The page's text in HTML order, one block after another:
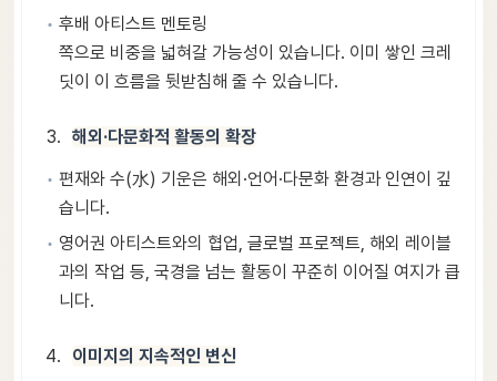
후배 아티스트 멘토링
쪽으로 비중을 넓혀갈 가능성이 있습니다. 이미 쌓인 크레
딧이 이 흐름을 뒷받침해 줄 수 있습니다.
해외·다문화적 활동의 확장
편재와 수(水) 기운은 해외·언어·다문화 환경과 인연이 깊
습니다.
영어권 아티스트와의 협업, 글로벌 프로젝트, 해외 레이블
과의 작업 등, 국경을 넘는 활동이 꾸준히 이어질 여지가 큽
니다.
이미지의 지속적인 변신